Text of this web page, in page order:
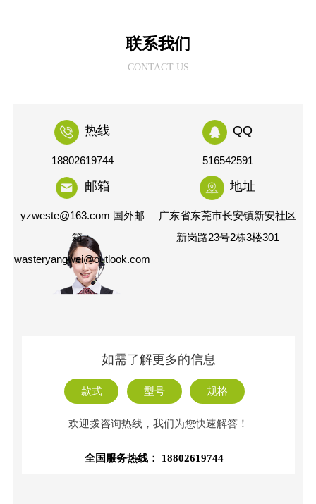
联系我们
CONTACT US
热线
18802619744
QQ
516542591
邮箱
yzweste@163.com 国外邮
箱：
wasteryangwei@outlook.com
地址
广东省东莞市长安镇新安社区
新岗路23号2栋3楼301
如需了解更多的信息
款式 型号 规格
欢迎拨咨询热线，我们为您快速解答！
全国服务热线： 18802619744